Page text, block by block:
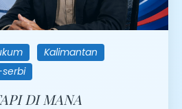
Kalimantan
DI MANA